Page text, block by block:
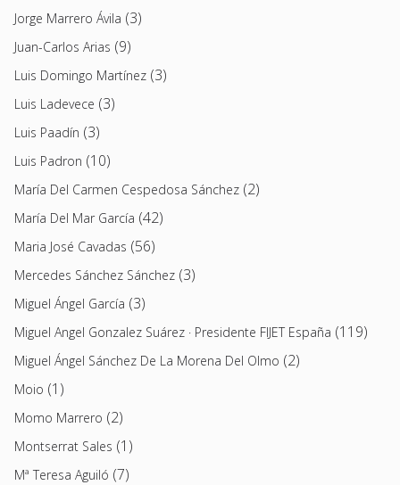
Jorge Marrero Ávila (3)
Juan-Carlos Arias (9)
Luis Domingo Martínez (3)
Luis Ladevece (3)
Luis Paadín (3)
Luis Padron (10)
María Del Carmen Cespedosa Sánchez (2)
María Del Mar García (42)
Maria José Cavadas (56)
Mercedes Sánchez Sánchez (3)
Miguel Ángel García (3)
Miguel Angel Gonzalez Suárez · Presidente FIJET España (119)
Miguel Ángel Sánchez De La Morena Del Olmo (2)
Moio (1)
Momo Marrero (2)
Montserrat Sales (1)
Mª Teresa Aguiló (7)